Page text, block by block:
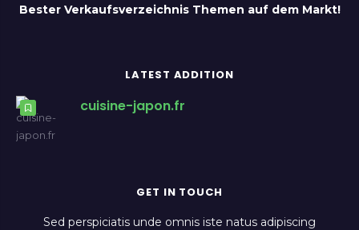
Bester Verkaufsverzeichnis Themen auf dem Markt!
LATEST ADDITION
cuisine-japon.fr
GET IN TOUCH
Sed perspiciatis unde omnis iste natus adipiscing